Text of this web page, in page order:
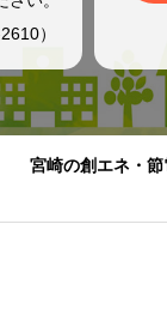
）
宮崎の創エネ・